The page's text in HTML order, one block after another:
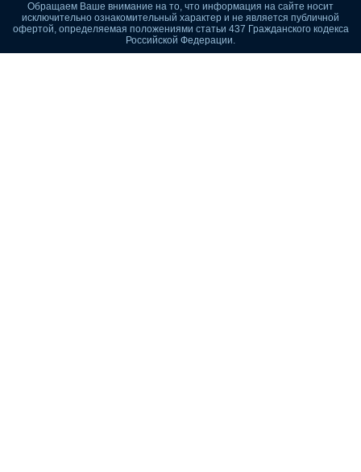
Обращаем Ваше внимание на то, что информация на сайте носит
исключительно ознакомительный характер и не является публичной
офертой, определяемая положениями статьи 437 Гражданского кодекса
Российской Федерации.